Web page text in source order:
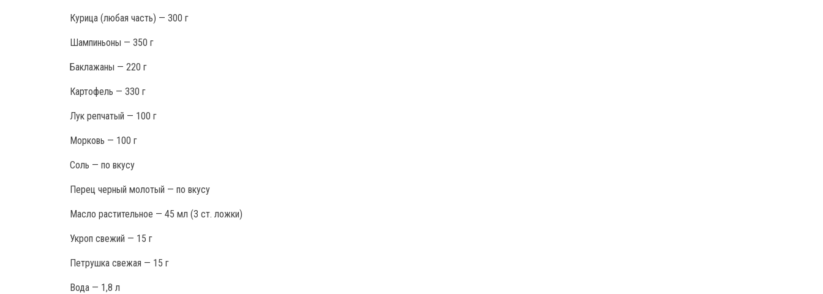
Курица (любая часть) — 300 г
Шампиньоны — 350 г
Баклажаны — 220 г
Картофель — 330 г
Лук репчатый — 100 г
Морковь — 100 г
Соль — по вкусу
Перец черный молотый — по вкусу
Масло растительное — 45 мл (3 ст. ложки)
Укроп свежий — 15 г
Петрушка свежая — 15 г
Вода — 1,8 л